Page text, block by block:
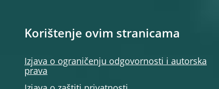
Korištenje ovim stranicama
Izjava o ograničenju odgovornosti i autorska
prava